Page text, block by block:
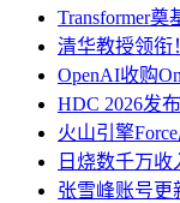
Transformer
清华教授领衔
OpenAI收购
HDC 2026发
火山引擎
日烧数千万
张雪峰账号更